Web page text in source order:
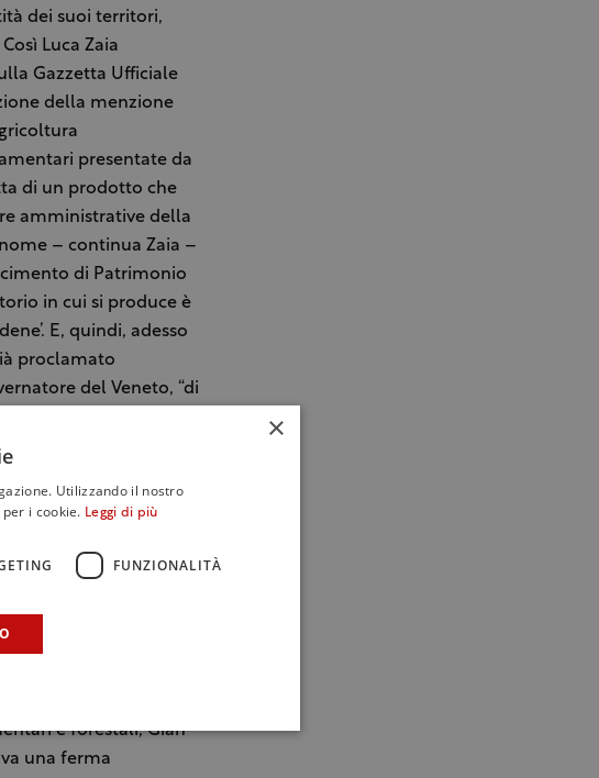
dei suoi territori,
Luca Zaia
Gazzetta Ufficiale
della menzione
presentate da
di un prodotto che
amministrative della
– continua Zaia –
di Patrimonio
in cui si produce è
E, quindi, adesso
proclamato
del Veneto, “di
Corte di Giustizia
riconosciuti e
Ma, soprattutto,
del Mipaaf. Ha
e forestali, Gian
una ferma
×
Utilizzando il nostro
i cookie. Leggi di più
FUNZIONALITÀ